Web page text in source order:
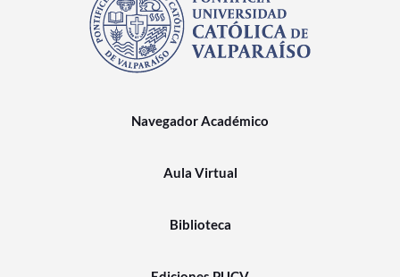
Navegador Académico
Aula Virtual
Biblioteca